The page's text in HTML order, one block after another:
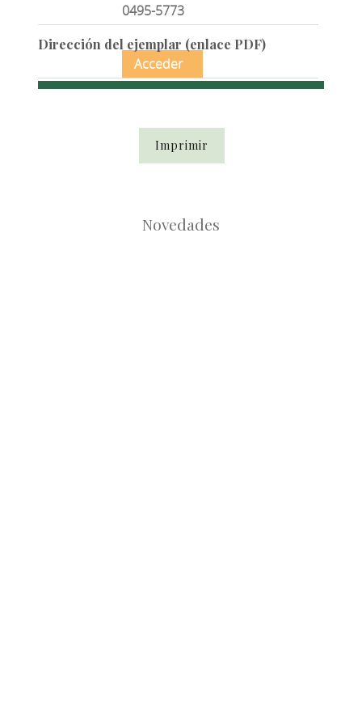
0495-5773
Dirección del ejemplar (enlace PDF)
Acceder
Imprimir
Novedades